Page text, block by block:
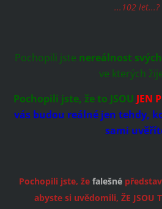
...102 let...?
Pochopili jste nereálnost
ve kterých
Pochopili jste, že to JSOU JEN
vás budou reálné jen tehdy,
sami
Pochopili jste, žefalešné
abyste si uvědomili, ŽE JSOU